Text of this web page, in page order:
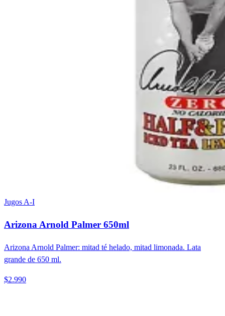
Jugos A-I
Arizona Arnold Palmer 650ml
Arizona Arnold Palmer: mitad té helado, mitad limonada. Lata
grande de 650 ml.
$2.990